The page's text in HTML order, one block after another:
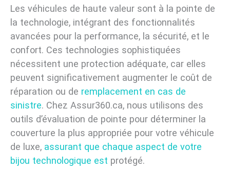
Les véhicules de haute valeur sont à la pointe de
la technologie, intégrant des fonctionnalités
avancées pour la performance, la sécurité, et le
confort. Ces technologies sophistiquées
nécessitent une protection adéquate, car elles
peuvent significativement augmenter le coût de
réparation ou de remplacement en cas de
sinistre. Chez Assur360.ca, nous utilisons des
outils d’évaluation de pointe pour déterminer la
couverture la plus appropriée pour votre véhicule
de luxe, assurant que chaque aspect de votre
bijou technologique est protégé.